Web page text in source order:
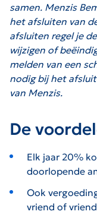
samen. Menzis
het afsluiten van
afsluiten regel je
wijzigen of
melden van een
nodig bij het
van Menzis.
De
Elk jaar 20%
doorlopende
Ook
vriend of